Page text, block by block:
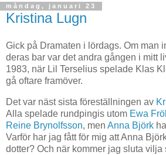
måndag, januari 23
Kristina Lugn
Gick på Dramaten i lördags. Om man
deras bar var det andra gången i mitt
1983, när Lil Terselius spelade Klas
gå oftare framöver.
Det var näst sista föreställningen av
Alla spelade rundpingis utom Ewa
Reine Brynolfsson, men Anna Björk
Varför har jag fått för mig att Anna
dotter? Och när kommer jag sluta